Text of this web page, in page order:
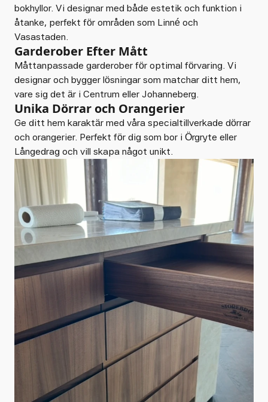
bokhyllor. Vi designar med både estetik och funktion i
åtanke, perfekt för områden som Linné och
Vasastaden.
Garderober Efter Mått
Måttanpassade garderober för optimal förvaring. Vi
designar och bygger lösningar som matchar ditt hem,
vare sig det är i Centrum eller Johanneberg.
Unika Dörrar och Orangerier
Ge ditt hem karaktär med våra specialtillverkade dörrar
och orangerier. Perfekt för dig som bor i Örgryte eller
Långedrag och vill skapa något unikt.